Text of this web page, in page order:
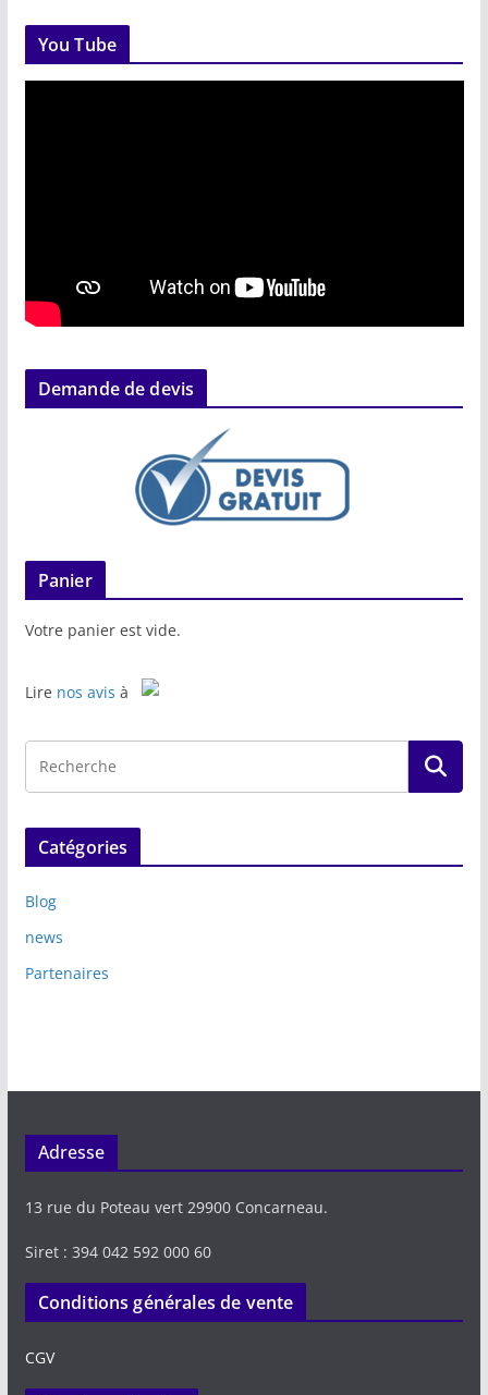
You Tube
Demande de devis
Panier
Votre panier est vide.
Lire nos avis à
Catégories
Blog
news
Partenaires
Adresse
13 rue du Poteau vert 29900 Concarneau.
Siret : 394 042 592 000 60
Conditions générales de vente
CGV